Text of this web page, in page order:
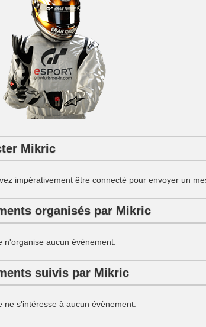
Mikric
impérativement être connecté pour envoyer un
organisés par Mikric
n'organise aucun évènement.
suivis par Mikric
ne s'intéresse à aucun évènement.